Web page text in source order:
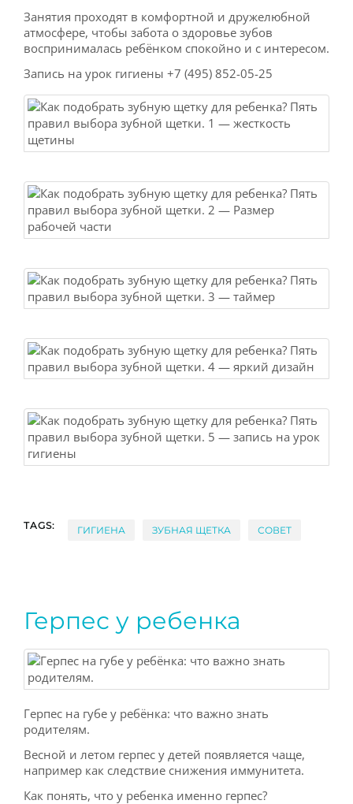
Занятия проходят в комфортной и дружелюбной
атмосфере, чтобы забота о здоровье зубов
воспринималась ребёнком спокойно и с интересом.
Запись на урок гигиены +7 (495) 852-05-25
TAGS: ГИГИЕНА ЗУБНАЯ ЩЕТКА СОВЕТ
Герпес у ребенка
Герпес на губе у ребёнка: что важно знать
родителям.
Весной и летом герпес у детей появляется чаще,
например как следствие снижения иммунитета.
Как понять, что у ребенка именно герпес?